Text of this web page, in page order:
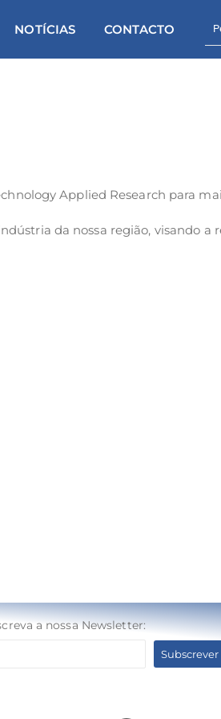
NOTÍCIAS CONTACTO
Applied Research para
da nossa região, visando a
a nossa Newsletter: